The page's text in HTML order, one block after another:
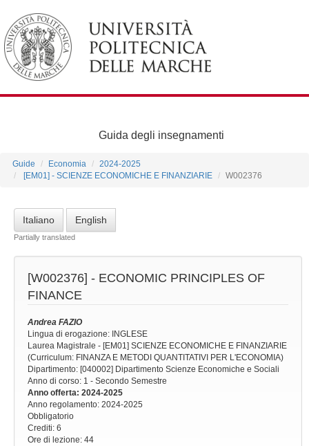
Guida degli insegnamenti
Guide Economia
2024-2025
[EM01] - SCIENZE ECONOMICHE E FINANZIARIE
W002376
Italiano English
Partially translated
[W002376] - ECONOMIC PRINCIPLES OF
FINANCE
Andrea FAZIO
Lingua di erogazione: INGLESE
Laurea Magistrale - [EM01] SCIENZE ECONOMICHE E FINANZIARIE
(Curriculum: FINANZA E METODI QUANTITATIVI PER L'ECONOMIA)
Dipartimento: [040002] Dipartimento Scienze Economiche e Sociali
Anno di corso: 1 - Secondo Semestre
Anno offerta: 2024-2025
Anno regolamento: 2024-2025
Obbligatorio
Crediti: 6
Ore di lezione: 44